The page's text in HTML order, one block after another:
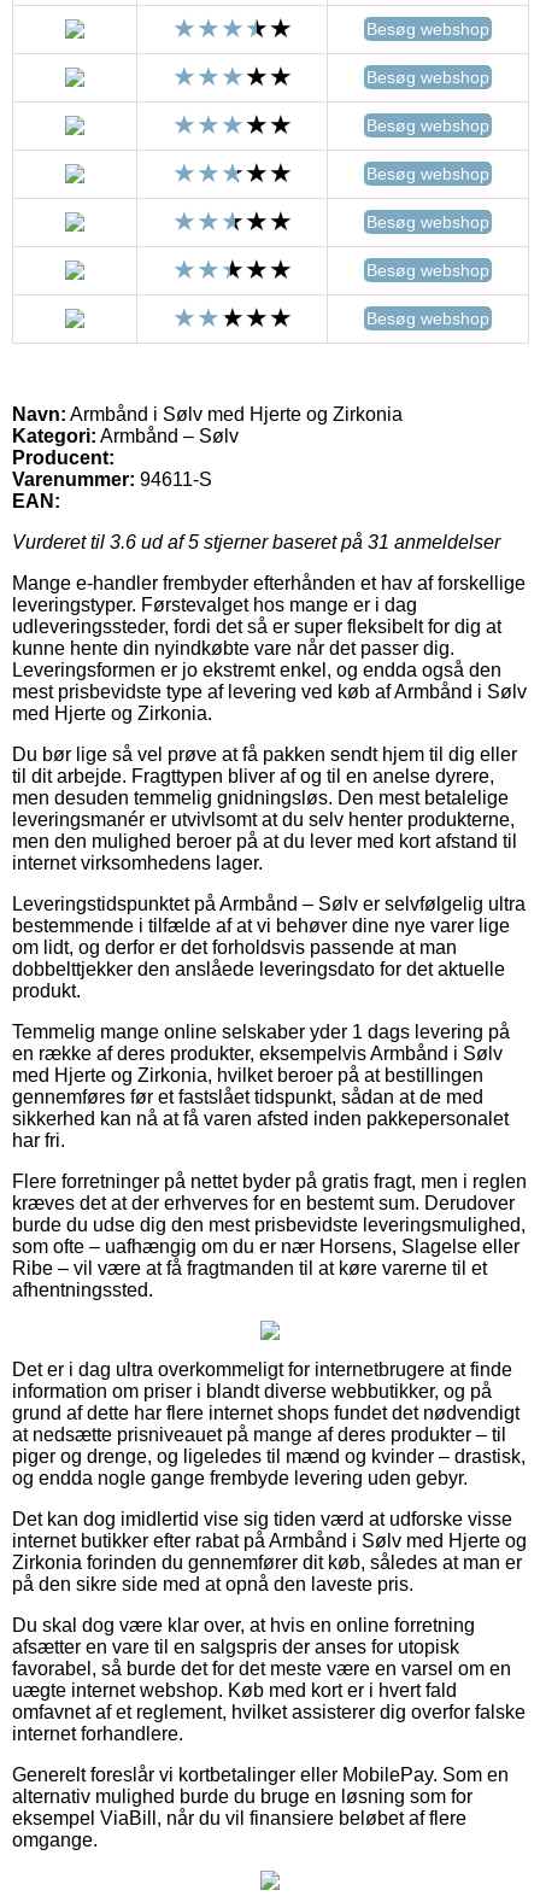
Besøg webshop
Besøg webshop
Besøg webshop
Besøg webshop
Besøg webshop
Besøg webshop
Besøg webshop
Navn: Armbånd i Sølv med Hjerte og Zirkonia
Kategori: Armbånd – Sølv
Producent:
Varenummer: 94611-S
EAN:
Vurderet til 3.6 ud af 5 stjerner baseret på 31 anmeldelser
Mange e-handler frembyder efterhånden et hav af forskellige
leveringstyper. Førstevalget hos mange er i dag
udleveringssteder, fordi det så er super fleksibelt for dig at
kunne hente din nyindkøbte vare når det passer dig.
Leveringsformen er jo ekstremt enkel, og endda også den
mest prisbevidste type af levering ved køb af Armbånd i Sølv
med Hjerte og Zirkonia.
Du bør lige så vel prøve at få pakken sendt hjem til dig eller
til dit arbejde. Fragttypen bliver af og til en anelse dyrere,
men desuden temmelig gnidningsløs. Den mest betalelige
leveringsmanér er utvivlsomt at du selv henter produkterne,
men den mulighed beroer på at du lever med kort afstand til
internet virksomhedens lager.
Leveringstidspunktet på Armbånd – Sølv er selvfølgelig ultra
bestemmende i tilfælde af at vi behøver dine nye varer lige
om lidt, og derfor er det forholdsvis passende at man
dobbelttjekker den anslåede leveringsdato for det aktuelle
produkt.
Temmelig mange online selskaber yder 1 dags levering på
en række af deres produkter, eksempelvis Armbånd i Sølv
med Hjerte og Zirkonia, hvilket beroer på at bestillingen
gennemføres før et fastslået tidspunkt, sådan at de med
sikkerhed kan nå at få varen afsted inden pakkepersonalet
har fri.
Flere forretninger på nettet byder på gratis fragt, men i reglen
kræves det at der erhverves for en bestemt sum. Derudover
burde du udse dig den mest prisbevidste leveringsmulighed,
som ofte – uafhængig om du er nær Horsens, Slagelse eller
Ribe – vil være at få fragtmanden til at køre varerne til et
afhentningssted.
Det er i dag ultra overkommeligt for internetbrugere at finde
information om priser i blandt diverse webbutikker, og på
grund af dette har flere internet shops fundet det nødvendigt
at nedsætte prisniveauet på mange af deres produkter – til
piger og drenge, og ligeledes til mænd og kvinder – drastisk,
og endda nogle gange frembyde levering uden gebyr.
Det kan dog imidlertid vise sig tiden værd at udforske visse
internet butikker efter rabat på Armbånd i Sølv med Hjerte og
Zirkonia forinden du gennemfører dit køb, således at man er
på den sikre side med at opnå den laveste pris.
Du skal dog være klar over, at hvis en online forretning
afsætter en vare til en salgspris der anses for utopisk
favorabel, så burde det for det meste være en varsel om en
uægte internet webshop. Køb med kort er i hvert fald
omfavnet af et reglement, hvilket assisterer dig overfor falske
internet forhandlere.
Generelt foreslår vi kortbetalinger eller MobilePay. Som en
alternativ mulighed burde du bruge en løsning som for
eksempel ViaBill, når du vil finansiere beløbet af flere
omgange.